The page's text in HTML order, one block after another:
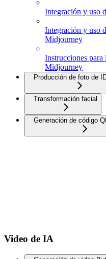
Integración y uso
Integración y uso
Midjourney
Instrucciones
Midjourney
Producción de foto de
Transformación facial
Generación de código
Video de IA